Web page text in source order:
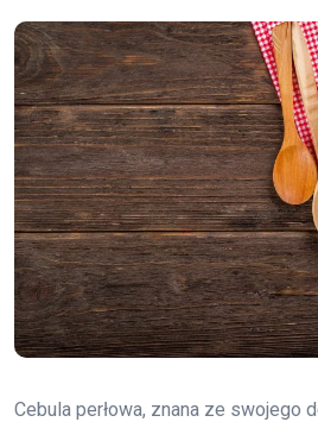
Cebula perłowa, znana ze swojego